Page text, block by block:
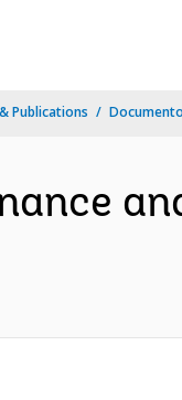
Publications